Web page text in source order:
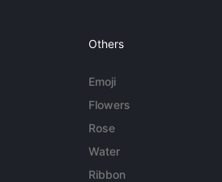
Others
Emoji
Flowers
Rose
Water
Ribbon